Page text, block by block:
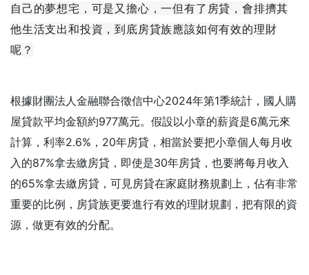
自己的夢想宅，可是又擔心，一但有了房貸，會排擠其
他生活支出和投資，到底房貸族應該如何有效的理財
呢？
根據財團法人金融聯合徵信中心2024年第1季統計，國人購
屋貸款平均金額約977萬元。假設以小章的薪資是6萬元來
計算，利率2.6%，20年房貸，相當於要把小章個人每月收
入的87%拿去繳房貸，即使是30年房貸，也要將每月收入
的65%拿去繳房貸，可見房貸在家庭財務規劃上，佔有非常
重要的比例，房貸族更要進行有效的理財規劃，把有限的資
源，做更有效的分配。